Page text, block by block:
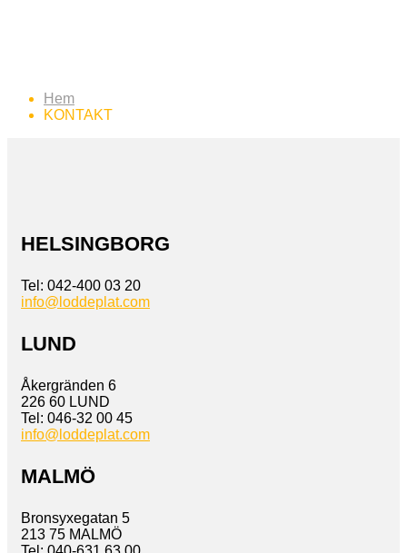
Hem
KONTAKT
HELSINGBORG
Tel: 042-400 03 20
info@loddeplat.com
LUND
Åkergränden 6
226 60 LUND
Tel: 046-32 00 45
info@loddeplat.com
MALMÖ
Bronsyxegatan 5
213 75 MALMÖ